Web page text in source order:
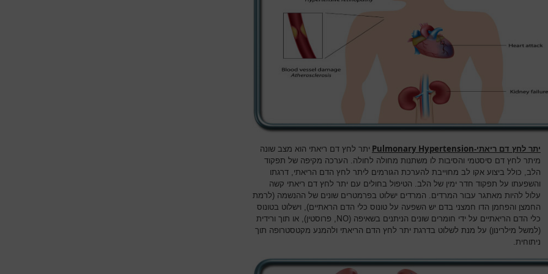
יתר לחץ דם ריאתי-Pulmonary Hypertension יתר לחץ דם ריאתי הוא מצב שונה
מיתר לחץ דם סיסטמי והסיבות לו משתנות מחולה לחולה. הערכה מקיפה של תפקוד
הלב, כולל ביצוע אקו לב מחוייבת להערכת הגורמים ליתר לחץ הדם הריאתי, דרגתו
והשפעתו על תפקוד חדר ימין של הלב. הטיפול בחולים עם יתר לחץ דם ריאתי קשה
עלול להיות מאתגר עבור המרדים. המרדים ישלוט בפרמטרים שונים של ההנשמה (לרמת
החמצן והפחמן הדו חמצני בדם יש השפעה על טונוס כלי הדם הראתיים), וישלוט בטונוס
כלי הדם הריאתיים על ידי חומרים שונים הניתנים בשאיפה (NO , פרוסטין), או תוך ורידית
(למשל מילרינון) על מנת לשלוט בדרגת יתר לחץ הדם הריאתי ולהמנע מקטסטרופה תוך
ניתוחית.